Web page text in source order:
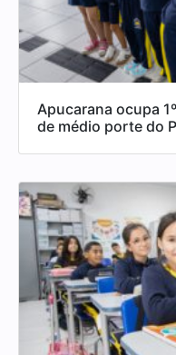
Apucarana ocupa
de médio porte do